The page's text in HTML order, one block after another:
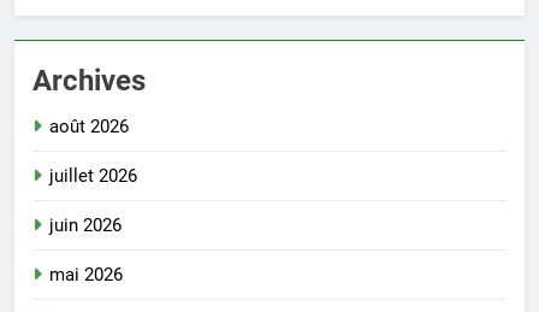
Archives
août 2026
juillet 2026
juin 2026
mai 2026